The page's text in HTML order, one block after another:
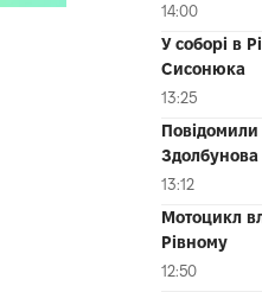
14:00
У соборі в
Сисонюка
13:25
Повідомили
Здолбунова
13:12
Мотоцикл
Рівному
12:50